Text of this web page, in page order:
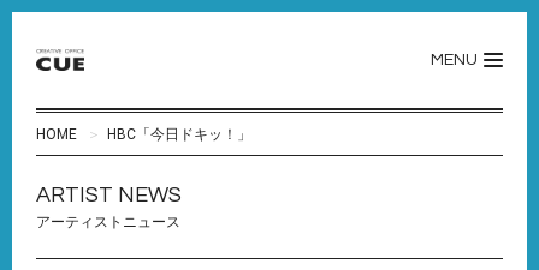
MENU
HOME HBC「今日ドキッ！」
ARTIST NEWS
アーティストニュース